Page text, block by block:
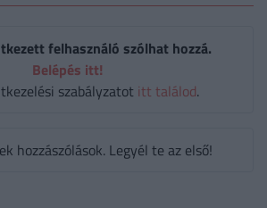
felhasználó szólhat hozzá.
Belépés itt!
szabályzatot itt találod.
hozzászólások. Legyél te az első!